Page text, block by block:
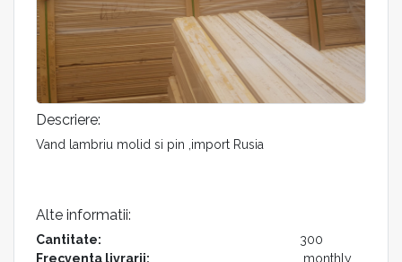
Descriere:
Vand lambriu molid si pin ,import Rusia
Alte informatii:
Cantitate:
300
Frecventa livrarii:
monthly